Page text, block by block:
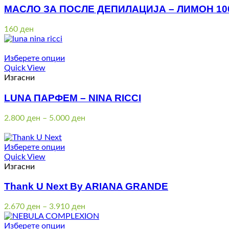
МАСЛО ЗА ПОСЛЕ ДЕПИЛАЦИЈА – ЛИМОН
160 ден
Изберете опции
Quick View
Изгасни
LUNA ПАРФЕМ – NINA RICCI
2.800 ден – 5.000 ден
Изберете опции
Quick View
Изгасни
Thank U Next By ARIANA GRANDE
2.670 ден – 3.910 ден
range:
Изберете опции